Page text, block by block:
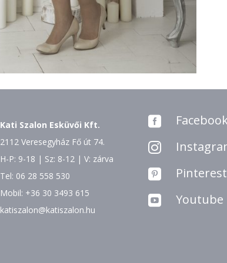
Kati Szalon Esküvői Kft.
2112 Veresegyház Fő út 74.
H-P: 9-18 | Sz: 8-12 | V: zárva
Tel: 06 28 558 530
Mobil: +36 30 3493 615
katiszalon@katiszalon.hu


 Pinterest
 Youtube